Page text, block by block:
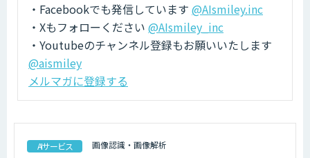
・Facebookでも発信しています @AIsmiley.inc
・Xもフォローください @AIsmiley_inc
・Youtubeのチャンネル登録もお願いいたします
@aismiley
メルマガに登録する
AIサービス 画像認識・画像解析